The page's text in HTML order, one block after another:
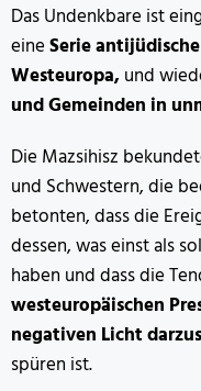
Das Undenkbare ist
eineSerie
Westeuropa,und
und Gemeinden in
Die Mazsihisz
und Schwestern, die
betonten, dass die
dessen, was einst als
haben und dass die
westeuropäischen
negativen Licht
spüren ist.